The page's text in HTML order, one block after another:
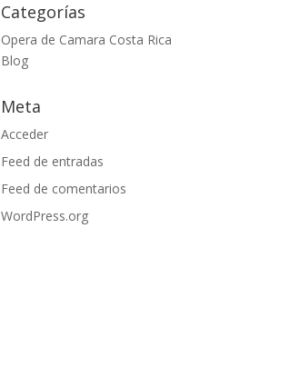
Categorías
Opera de Camara Costa Rica
Blog
Meta
Acceder
Feed de entradas
Feed de comentarios
WordPress.org